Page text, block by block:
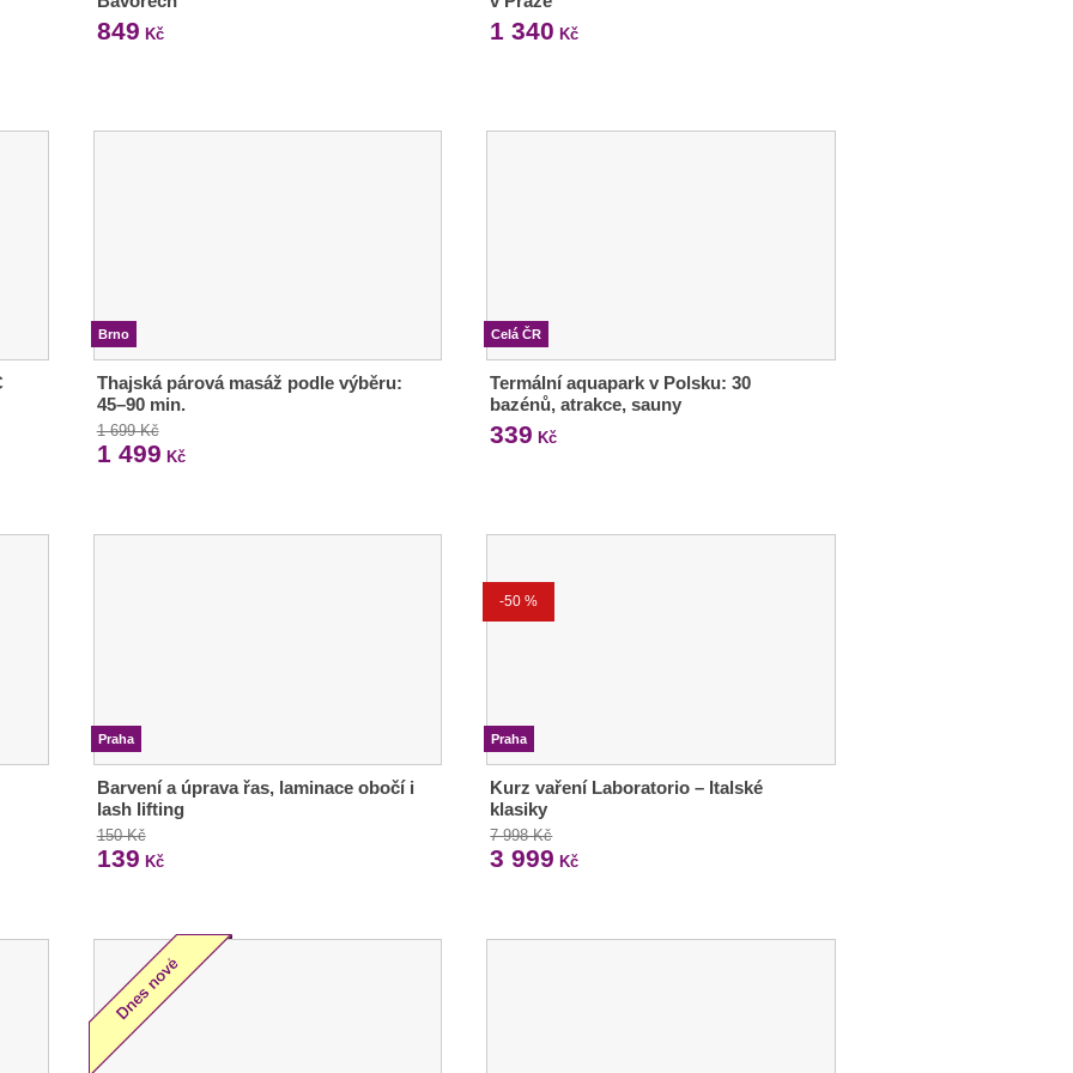
849 Kč 1 340 Kč
Brno
Thajská párová masáž podle výběru:
45–90 min.
1 699 Kč
1 499 Kč
Celá ČR
Termální aquapark v Polsku: 30
bazénů, atrakce, sauny
339 Kč
Praha
Barvení a úprava řas, laminace obočí i
lash lifting
150 Kč
139 Kč
-50 %
Praha
Kurz vaření Laboratorio – Italské
klasiky
7 998 Kč
3 999 Kč